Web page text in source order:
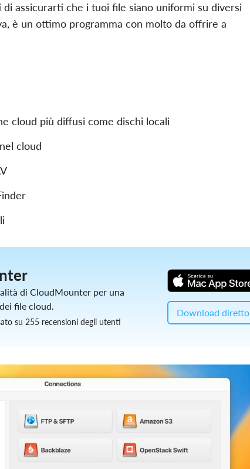
assicurarti che i tuoi file siano uniformi su diversi
è un ottimo programma con molto da offrire a
cloud più diffusi come dischi locali
cloud
di CloudMounter per una
file cloud.
su 255 recensioni degli utenti
Download diretto